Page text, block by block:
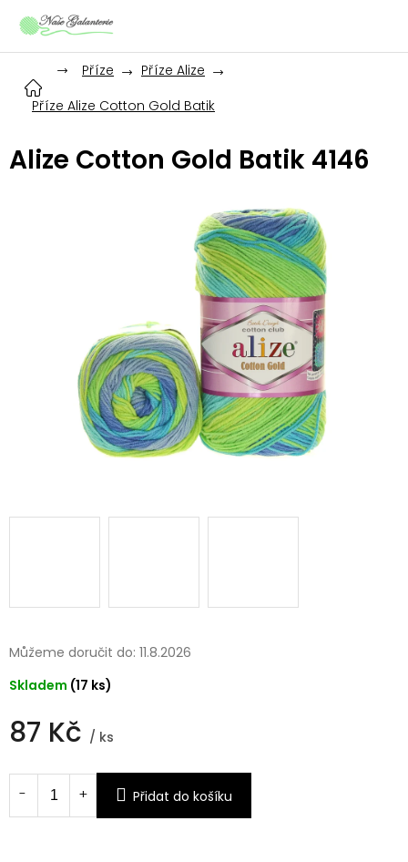
Příze
Příze Alize
Příze Alize Cotton Gold Batik
Alize Cotton Gold Batik 4146
87 Kč / ks
cena:
Skladem (17 ks)
Můžeme doručit do: 11.8.2026
Přidat do košíku